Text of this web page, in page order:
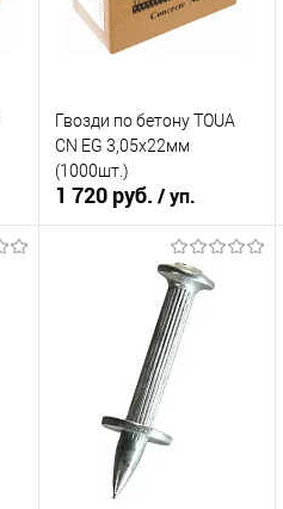
Гвозди по бетону TOUA
CN EG 3,05х22мм
(1000шт.)
1 720 руб./ уп.
В корзину
К сравнению
В избранное
В наличии